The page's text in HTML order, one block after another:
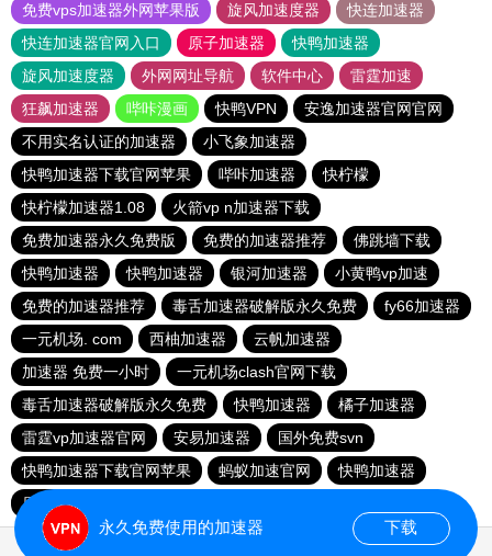
免费vps加速器外网苹果版
旋风加速度器
快连加速器
快连加速器官网入口
原子加速器
快鸭加速器
旋风加速度器
外网网址导航 软件中心
雷霆加速
狂飙加速器
哔咔漫画 快鸭VPN
安逸加速器官网官网
不用实名认证的加速器
小飞象加速器
快鸭加速器下载官网苹果
哔咔加速器
快柠檬
快柠檬加速器1.08
火箭vp n加速器下载
免费加速器永久免费版
免费的加速器推荐
佛跳墙下载
快鸭加速器
快鸭加速器 银河加速器
小黄鸭vp加速
免费的加速器推荐
毒舌加速器破解版永久免费
fy66加速器
一元机场. com
西柚加速器
云帆加速器
加速器 免费一小时
一元机场clash官网下载
毒舌加速器破解版永久免费
快鸭加速器
橘子加速器
雷霆vp加速器官网
安易加速器
国外免费svn
快鸭加速器下载官网苹果
蚂蚁加速官网
快鸭加速器
原子加速器永久免费版
永久免费使用的加速器 下载